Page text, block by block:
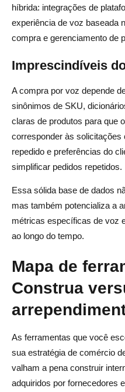
híbrida: integrações de
experiência de voz baseada
compra e gerenciamento de
Imprescindíveis
A compra por voz depende
sinônimos de SKU,
claras de produtos para que
corresponder às
repedido e preferências do
simplificar pedidos repetidos.
Essa sólida base de dados
mas também potencializa a
métricas específicas de voz
ao longo do tempo.
Mapa de
Construa
As ferramentas que você
sua estratégia de comércio
valham a pena construir
adquiridos por fornecedores